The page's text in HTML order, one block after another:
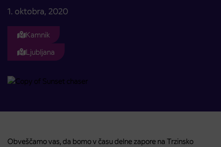
1. oktobra, 2020
Kamnik
Ljubljana
Obveščamo vas, da bomo v času delne zapore na Trzinsko